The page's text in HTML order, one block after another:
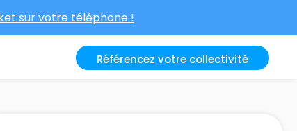
sur votre téléphone !
Référencez votre collectivité